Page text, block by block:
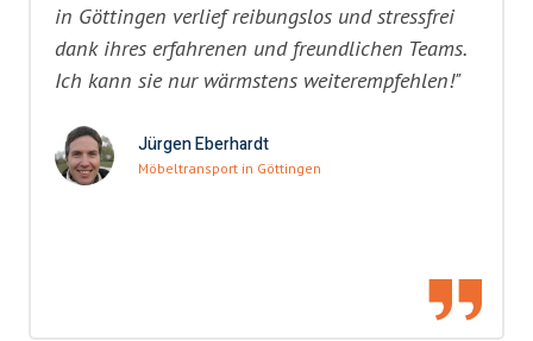
in Göttingen verlief reibungslos und stressfrei
dank ihres erfahrenen und freundlichen Teams.
Ich kann sie nur wärmstens weiterempfehlen!"
Jürgen Eberhardt
Möbeltransport in Göttingen